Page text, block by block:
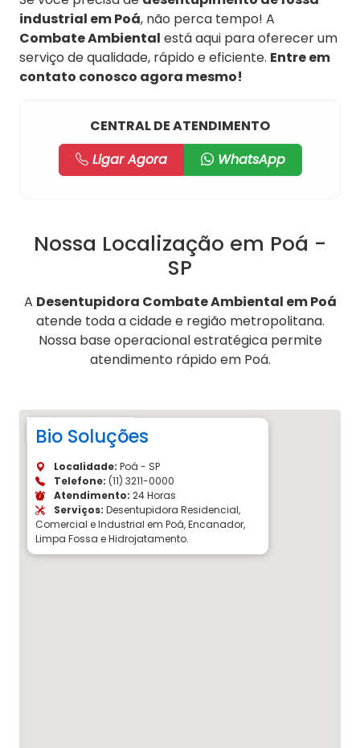
industrial em Poá, não perca tempo! A
Combate Ambiental está aqui para oferecer um
serviço de qualidade, rápido e eficiente. Entre em
contato conosco agora mesmo!
CENTRAL DE ATENDIMENTO
Ligar Agora
WhatsApp
Nossa Localização em Poá -
SP
A Desentupidora Combate Ambiental em Poá
atende toda a cidade e região metropolitana.
Nossa base operacional estratégica permite
atendimento rápido em Poá.
Bio Soluções
Localidade: Poá - SP
Telefone: (11) 3211-0000
Atendimento: 24 Horas
Serviços: Desentupidora Residencial,
Comercial e Industrial em Poá, Encanador,
Limpa Fossa e Hidrojatamento.